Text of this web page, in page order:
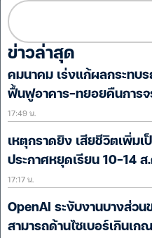
ข่าวล่าสุด
คมนาคม เร่งแก้ผลกระทบ
ฟื้นฟูอาคาร-ทยอยคืนการจ
17:49 น.
เหตุกราดยิง เสียชีวิตเพิ่ม
ประกาศหยุดเรียน 10-14 ส
17:17 น.
OpenAI ระงับงานบางส่ว
สามารถด้านไซเบอร์เกินเ